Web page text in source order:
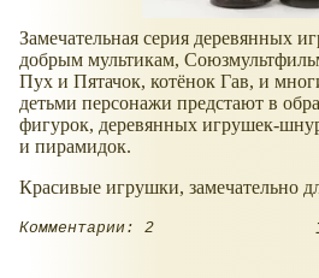
Замечательная серия деревянных
добрым мультикам,
Пух и Пятачок, котёнок Гав, и
детьми персонажи предстают в
фигурок, деревянных игрушек-
и пирамидок.
Красивые игрушки, замечательно
Комментарии: 2